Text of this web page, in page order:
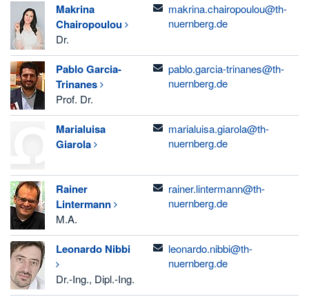
Makrina
Chairopoulou
Dr.
email
makrina.chairopoulou@th-
nuernberg.de
PabloGarcia-
Trinanes
Prof. Dr.
email
pablo.garcia-trinanes@th-
nuernberg.de
Marialuisa
Giarola
email
marialuisa.giarola@th-
nuernberg.de
Rainer
Lintermann
M.A.
email
rainer.lintermann@th-
nuernberg.de
Leonardo Nibbi
Dr.-Ing., Dipl.-Ing.
email
leonardo.nibbi@th-
nuernberg.de